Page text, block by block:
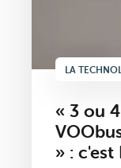
LA
« 3 ou
» :